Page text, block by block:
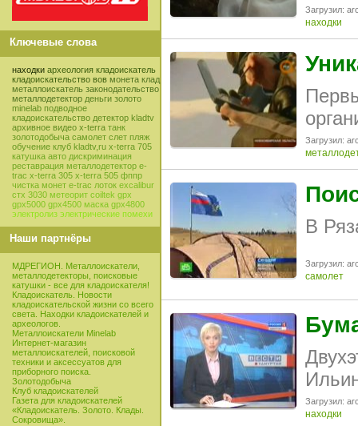
Ключевые слова
находки археология кладоискатель
кладоискательство вов монета клад
металлоискатель законодательство
металлодетектор деньги золото
minelab подводное
кладоискательство детектор kladtv
архивное видео x-terra танк
золотодобыча самолет слет пляж
обучение клуб kladtv,ru x-terra 705
катушка авто дискриминация
реставрация металлодетектор e-
trac x-terra 305 x-terra 505 фппр
чистка монет e-trac лоток excalibur
стх 3030 метеорит coiltek gpx
gpx5000 gpx4500 маска gpx4800
электролиз электрические помехи
Наши партнёры
МДРЕГИОН. Металлоискатели,
металлодетекторы, поисковые
катушки - все для кладоискателя!
Кладоискатель. Новости
кладоискательской жизни со всего
света. Находки кладоискателей и
археологов.
Металлоискатели Minelab
Интернет-магазин
металлоискателей, поисковой
техники и аксессуатов для
приборного поиска.
Золотодобыча
Клуб кладоискателей
Газета для кладоискателей
«Кладоискатель. Золото. Клады.
Сокровища».
Загрузил:
находки
Загрузил:
В
Загрузил:
самолет
Загрузил:
находки